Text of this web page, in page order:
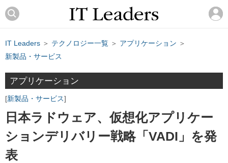
IT Leaders ＞ テクノロジー一覧 ＞ アプリケーション ＞
新製品・サービス
アプリケーション
新製品・サービス
日本ラドウェア、仮想化アプリケー
ションデリバリー戦略「VADI」を発
表